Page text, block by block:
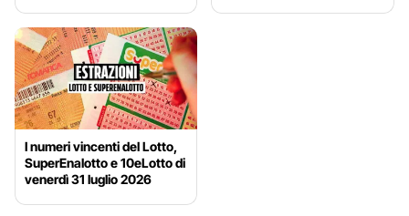
I numeri vincenti del Lotto,
SuperEnalotto e 10eLotto di
venerdì 31 luglio 2026